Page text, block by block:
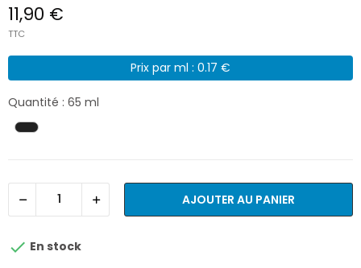
11,90 €
TTC
Prix par ml : 0.17 €
Quantité : 65 ml
AJOUTER AU PANIER
 En stock